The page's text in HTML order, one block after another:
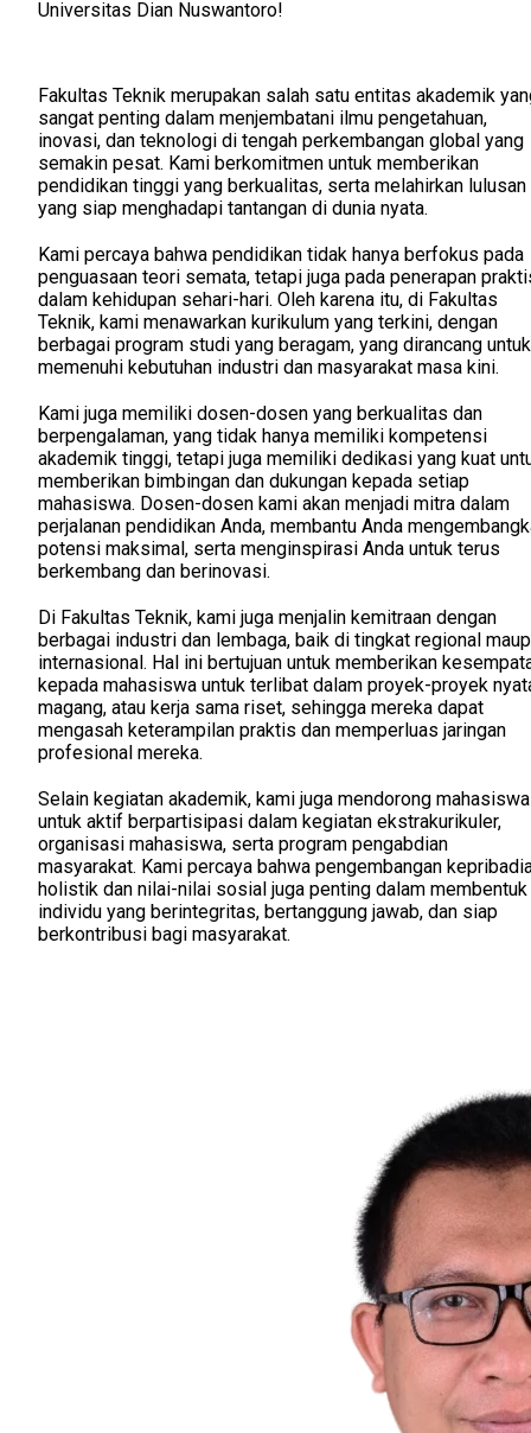
Universitas Dian Nuswantoro!
Fakultas Teknik merupakan salah satu entitas akademik
sangat penting dalam menjembatani ilmu pengetahuan,
inovasi, dan teknologi di tengah perkembangan global yang
semakin pesat. Kami berkomitmen untuk memberikan
pendidikan tinggi yang berkualitas, serta melahirkan lulusan
yang siap menghadapi tantangan di dunia nyata.
Kami percaya bahwa pendidikan tidak hanya berfokus pada
penguasaan teori semata, tetapi juga pada penerapan
dalam kehidupan sehari-hari. Oleh karena itu, di Fakultas
Teknik, kami menawarkan kurikulum yang terkini, dengan
berbagai program studi yang beragam, yang dirancang untuk
memenuhi kebutuhan industri dan masyarakat masa kini.
Kami juga memiliki dosen-dosen yang berkualitas dan
berpengalaman, yang tidak hanya memiliki kompetensi
akademik tinggi, tetapi juga memiliki dedikasi yang kuat
memberikan bimbingan dan dukungan kepada setiap
mahasiswa. Dosen-dosen kami akan menjadi mitra dalam
perjalanan pendidikan Anda, membantu Anda
potensi maksimal, serta menginspirasi Anda untuk terus
berkembang dan berinovasi.
Di Fakultas Teknik, kami juga menjalin kemitraan dengan
berbagai industri dan lembaga, baik di tingkat regional
internasional. Hal ini bertujuan untuk memberikan
kepada mahasiswa untuk terlibat dalam proyek-proyek
magang, atau kerja sama riset, sehingga mereka dapat
mengasah keterampilan praktis dan memperluas jaringan
profesional mereka.
Selain kegiatan akademik, kami juga mendorong mahasiswa
untuk aktif berpartisipasi dalam kegiatan ekstrakurikuler,
organisasi mahasiswa, serta program pengabdian
masyarakat. Kami percaya bahwa pengembangan
holistik dan nilai-nilai sosial juga penting dalam membentuk
individu yang berintegritas, bertanggung jawab, dan siap
berkontribusi bagi masyarakat.